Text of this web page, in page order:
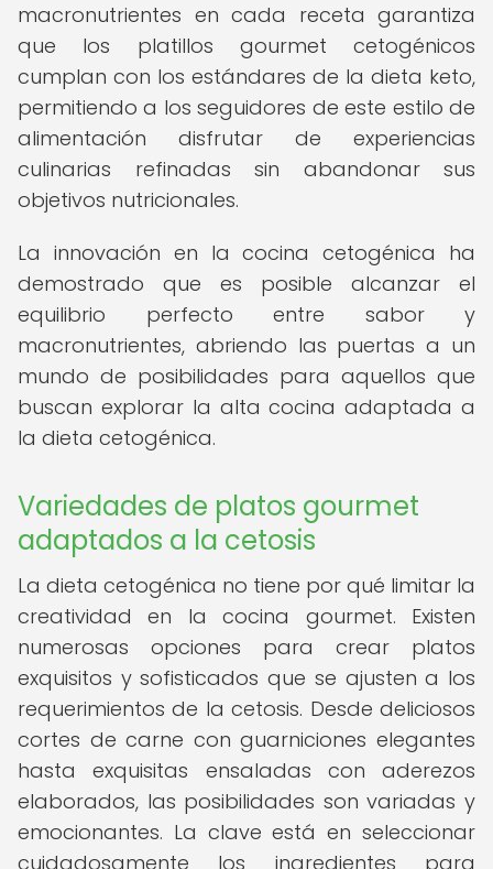
macronutrientes en cada receta garantiza
que los platillos gourmet cetogénicos
cumplan con los estándares de la dieta keto,
permitiendo a los seguidores de este estilo de
alimentación disfrutar de experiencias
culinarias refinadas sin abandonar sus
objetivos nutricionales.
La innovación en la cocina cetogénica ha
demostrado que es posible alcanzar el
equilibrio perfecto entre sabor y
macronutrientes, abriendo las puertas a un
mundo de posibilidades para aquellos que
buscan explorar la alta cocina adaptada a
la dieta cetogénica.
Variedades de platos gourmet
adaptados a la cetosis
La dieta cetogénica no tiene por qué limitar la
creatividad en la cocina gourmet. Existen
numerosas opciones para crear platos
exquisitos y sofisticados que se ajusten a los
requerimientos de la cetosis. Desde deliciosos
cortes de carne con guarniciones elegantes
hasta exquisitas ensaladas con aderezos
elaborados, las posibilidades son variadas y
emocionantes. La clave está en seleccionar
cuidadosamente los ingredientes para